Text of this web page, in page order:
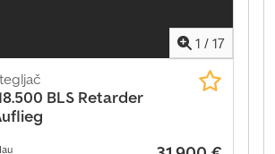
1 / 17
BLS Retarder